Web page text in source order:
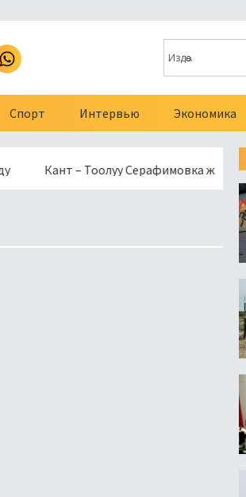
Спорт Интервью Экономика
Кант – Тоолуу Серафимовка жолунун 10